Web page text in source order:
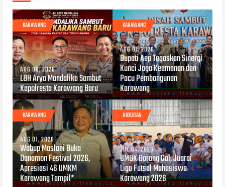
KARAWANG
AUG 06, 2026
LBH Arya Mandalika Sambut
Kapolresta Karawang Baru
KARAWANG
AUG 01, 2026
Bupati Aep Tegaskan Sinergi
Kunci Jaga Keamanan dan
Pacu Pembangunan
Karawang
KARAWANG
AUG 01, 2026
Wabup Maslani Buka
Danamon Festival 2026,
Apresiasi 46 UMKM
Karawang Tampil*
HIBURAN
JUL 04, 2026
UMBK Borong Gol, Juarai
Liga Futsal Mahasiswa
Karawang 2026